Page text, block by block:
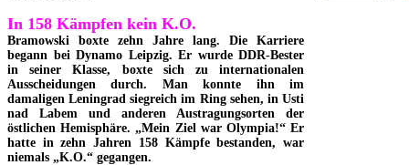
In 158 Kämpfen kein K.O.
Bramowski boxte zehn Jahre lang. Die Karriere
begann bei Dynamo Leipzig. Er wurde DDR-Bester
in seiner Klasse, boxte sich zu internationalen
Ausscheidungen durch. Man konnte ihn im
damaligen Leningrad siegreich im Ring sehen, in Usti
nad Labem und anderen Austragungsorten der
östlichen Hemisphäre. „Mein Ziel war Olympia!“ Er
hatte in zehn Jahren 158 Kämpfe bestanden, war
niemals „K.O.“ gegangen.